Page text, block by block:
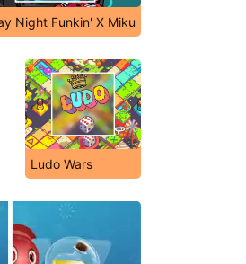
Night Funkin' X Miku
Ludo Wars